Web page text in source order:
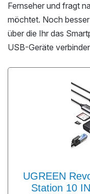
Fernseher und fragt
möchtet. Noch
über die Ihr das
USB-Geräte
UGREEN
Station 10